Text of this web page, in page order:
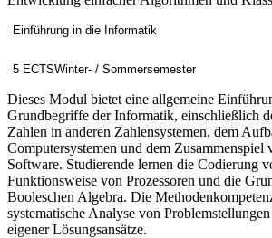
Einführung in die Informatik
5 ECTSWinter- / Sommersemester
Dieses Modul bietet eine allgemeine
Grundbegriffe der Informatik, einschließlich
Zahlen in anderen Zahlensystemen, dem
Computersystemen und dem Zusammenspiel
Software. Studierende lernen die Codierung
Funktionsweise von Prozessoren und die
Booleschen Algebra. Die
systematische Analyse von
eigener Lösungsansätze.